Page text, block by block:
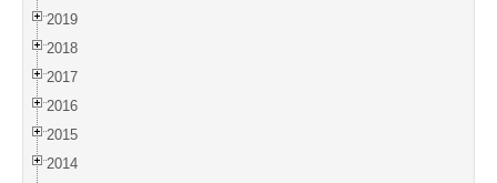
2019
2018
2017
2016
2015
2014